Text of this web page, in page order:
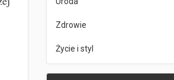
Zdrowie
Życie i styl